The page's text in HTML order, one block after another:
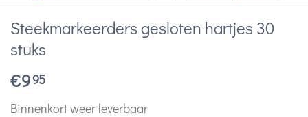
Steekmarkeerders gesloten hartjes 30
stuks
€995
Binnenkort weer leverbaar